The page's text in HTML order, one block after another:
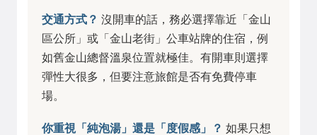
交通方式？ 沒開車的話，務必選擇靠近「金山
區公所」或「金山老街」公車站牌的住宿，例
如舊金山總督溫泉位置就極佳。有開車則選擇
彈性大很多，但要注意旅館是否有免費停車
場。
你重視「純泡湯」還是「度假感」？ 如果只想